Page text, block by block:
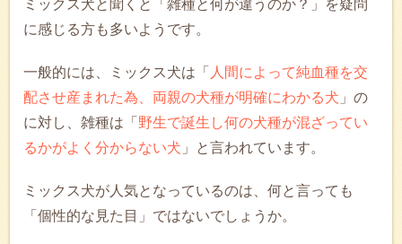
ミックス犬と聞くと「雑種と何が違うのか？」を疑問
に感じる方も多いようです。
一般的には、ミックス犬は「 人間によって純血種を交
配させ産まれた為、両親の犬種が明確にわかる犬 」の
に対し、雑種は「 野生で誕生し何の犬種が混ざってい
るかがよく分からない犬 」と言われています。
ミックス犬が人気となっているのは、何と言っても
「個性的な見た目」ではないでしょうか。